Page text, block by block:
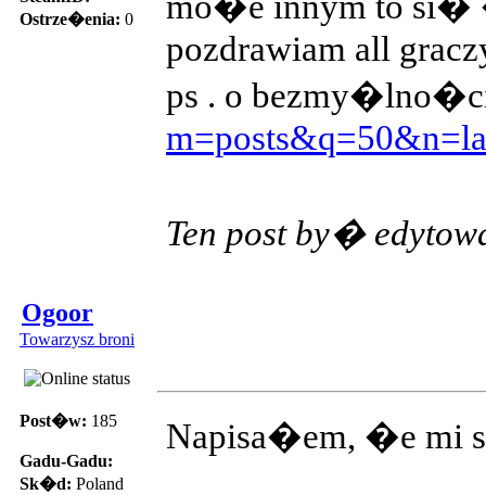
Ostrze�enia: 0
pozdrawiam all
ps . o
Ten post by�
Ogoor
Towarzysz broni
Post�w: 185
Gadu-Gadu:
Sk�d: Poland
Napisa�em, �e mi